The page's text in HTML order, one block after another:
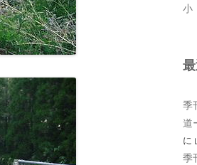
季
道
に
季